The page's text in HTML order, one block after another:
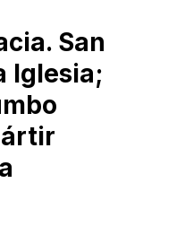
San
Iglesia;